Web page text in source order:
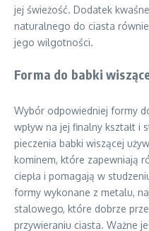
jej świeżość. Dodatek
naturalnego do ciasta
jego wilgotności.
Forma do babki
Wybór odpowiedniej formy
wpływ na jej finalny kształt i
pieczenia babki wiszącej
kominem, które zapewniają
ciepła i pomagają w
formy wykonane z metalu,
stalowego, które dobrze
przywieraniu ciasta. Ważne